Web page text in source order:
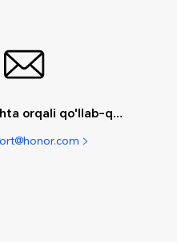
Elektron pochta orqali qo'llab-quvvatlash